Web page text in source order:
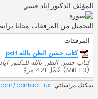
ر
ك
المؤلف الدكتور إياد قنيبي
التحميل من المرفقات مجانا
المرفقات
كتاب حسن الظن بالله.pdf
كتاب حسن الظن بالله للدكتور
(1.3 MiB) حُمِّل 421 مرةً
يمكنك مراسلتي: contact-us/